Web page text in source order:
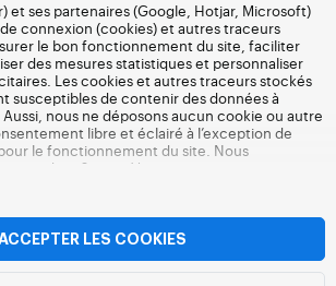
et ses partenaires (Google, Hotjar, Microsoft)
connexion (cookies) et autres traceurs
le bon fonctionnement du site, faciliter
des mesures statistiques et personnaliser
Les cookies et autres traceurs stockés
susceptibles de contenir des données à
nous ne déposons aucun cookie ou autre
libre et éclairé à l’exception de
le fonctionnement du site. Nous
pendant 6 mois. Vous pouvez retirer votre
en vous rendant sur la
ou autres traceurs. Le refus ne fait pas
services Distriauto.fr. Pour plus d’informations,
LES COOKIES